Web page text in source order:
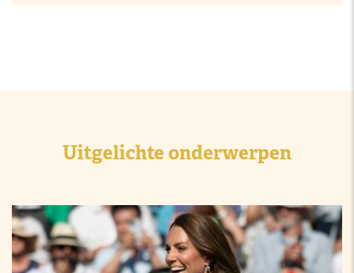
Uitgelichte onderwerpen